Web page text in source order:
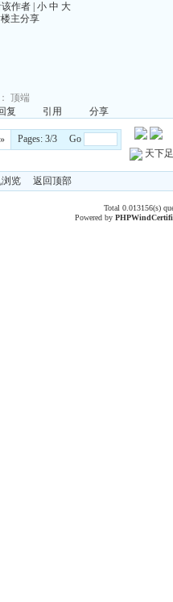
该作者 小 中 大
主分享
顶端
复
引用 分享
»
Pages: 3/3 Go
天下
览 返回顶部
Total 0.013156(s)
Powered byPHPWind